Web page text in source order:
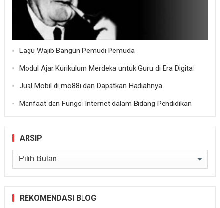
Lagu Wajib Bangun Pemudi Pemuda
Modul Ajar Kurikulum Merdeka untuk Guru di Era Digital
Jual Mobil di mo88i dan Dapatkan Hadiahnya
Manfaat dan Fungsi Internet dalam Bidang Pendidikan
ARSIP
Arsip
REKOMENDASI BLOG